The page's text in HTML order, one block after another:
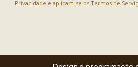
Privacidade e aplicam-se os Termos de